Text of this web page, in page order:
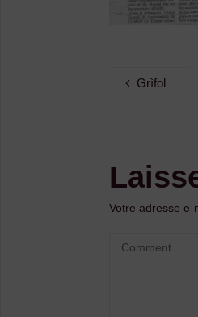
Grìfol
Votre adresse e-